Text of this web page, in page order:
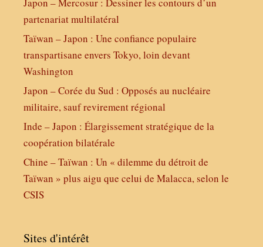
Japon – Mercosur : Dessiner les contours d’un
partenariat multilatéral
Taïwan – Japon : Une confiance populaire
transpartisane envers Tokyo, loin devant
Washington
Japon – Corée du Sud : Opposés au nucléaire
militaire, sauf revirement régional
Inde – Japon : Élargissement stratégique de la
coopération bilatérale
Chine – Taïwan : Un « dilemme du détroit de
Taïwan » plus aigu que celui de Malacca, selon le
CSIS
Sites d'intérêt